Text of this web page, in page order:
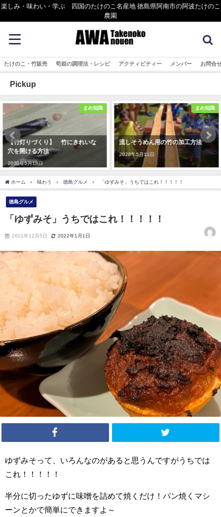
楽しみ・味わい・学ぶ 四国のたけのこ名産地 徳島県阿南市の阿波たけのこ
農園
たけのこ・竹販売 筍姫の調理法・レシピ アクティビティー メンバー お問合
Pickup
まめ知識
竹灯りづくり】 竹にきれいな
を開ける方法
年5月18日
まめ知識
流しそうめん用の竹の加工方法
2020年5月11日
ホーム 味わう 徳島グルメ 「ゆずみそ」うちではこれ！！！！！
徳島グルメ
「ゆずみそ」うちではこれ！！！！！
2021年12月5日 2022年1月1日
ゆずみそって、いろんなのがあると思うんですがうちでは
これ！！！！！
半分に切ったゆずに味噌を詰めて焼くだけ！パン焼くマシ
ーンとかで簡単にできますよ～